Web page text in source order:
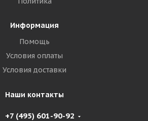
Информация
Помощь
Условия оплаты
Условия доставки
Наши контакты
+7 (495) 601-90-92